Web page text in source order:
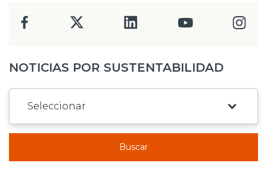
NOTICIAS POR SUSTENTABILIDAD
Buscar